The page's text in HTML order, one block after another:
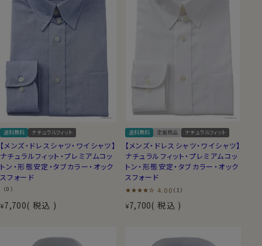
送料無料 ナチュラルフィット
【メンズ・ドレスシャツ・ワイシャツ】
ナチュラルフィット・プレミアムコッ
トン・形態安定・タブカラー・オック
スフォード
（0）
¥7,700 税込
送料無料 定番商品 ナチュラルフィット
【メンズ・ドレスシャツ・ワイシャツ】
ナチュラルフィット・プレミアムコッ
トン・形態安定・タブカラー・オック
スフォード
4.00 （1）
¥7,700 税込